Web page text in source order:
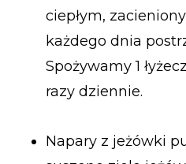
ciepłym,
każdego dnia
Spożywamy 1
razy dziennie.
Napary z jeżówki